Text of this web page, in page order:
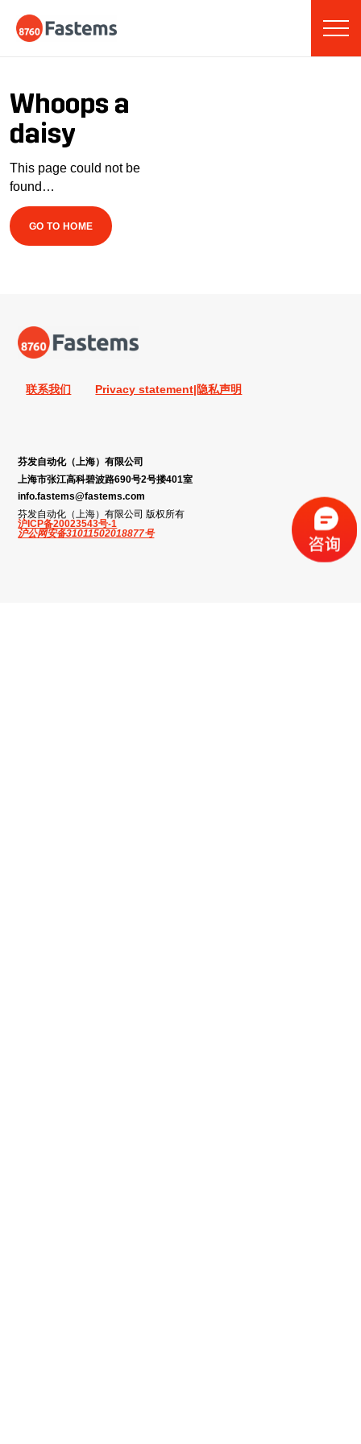
content
Whoops a
daisy
This page could not be
found…
GO TO HOME
联系我们 Privacy statement|隐私声明
芬发自动化（上海）有限公司
上海市张江高科碧波路690号2号搂401室
info.fastems@fastems.com
芬发自动化（上海）有限公司 版权所有
沪ICP备20023543号-1
沪公网安备31011502018877号